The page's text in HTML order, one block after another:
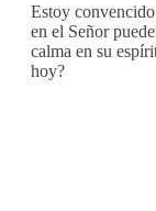
Estoy
en el Señor
calma en su
hoy?